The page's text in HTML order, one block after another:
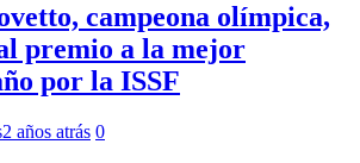
campeona olímpica,
premio a la mejor
por la ISSF
2 años atrás 0